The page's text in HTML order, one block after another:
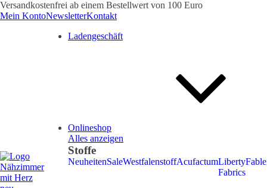
Versandkostenfrei ab einem Bestellwert von 100 Euro
Mein KontoNewsletterKontakt
Ladengeschäft
Onlineshop
Alles anzeigen
Stoffe
NeuheitenSaleWestfalenstoffAcufactumLiberty
Fabrics